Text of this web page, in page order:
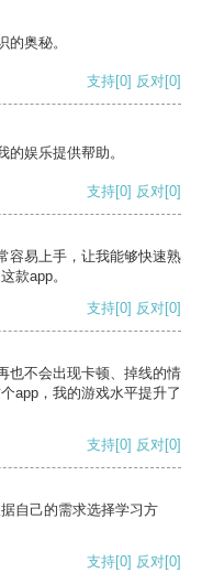
奥秘。
支持[0] 反对[0]
娱乐提供帮助。
支持[0] 反对[0]
容易上手，让我能够快速熟
款app。
支持[0] 反对[0]
也不会出现卡顿、掉线的情
app，我的游戏水平提升了
支持[0] 反对[0]
自己的需求选择学习方
支持[0] 反对[0]